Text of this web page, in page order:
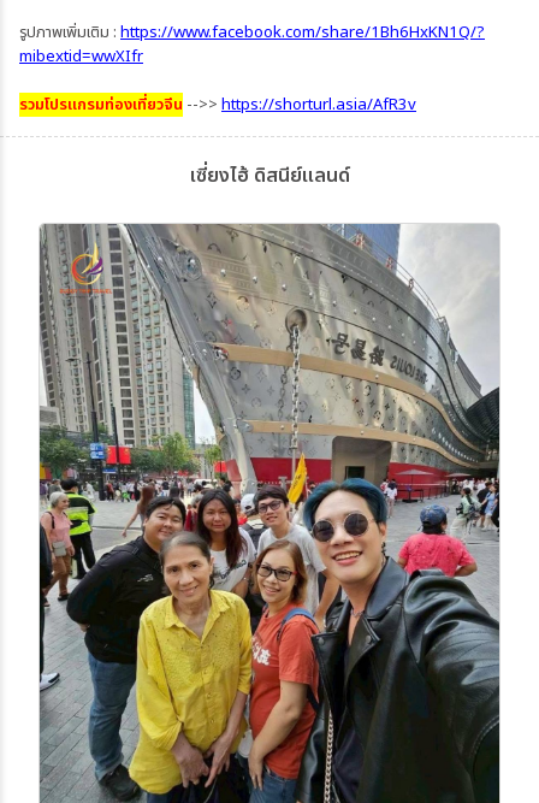
รูปภาพเพิ่มเติม : https://www.facebook.com/share/1Bh6HxKN1Q/?
mibextid=wwXIfr
รวมโปรแกรมท่องเที่ยวจีน -->> https://shorturl.asia/AfR3v
เซี่ยงไฮ้ ดิสนีย์แลนด์